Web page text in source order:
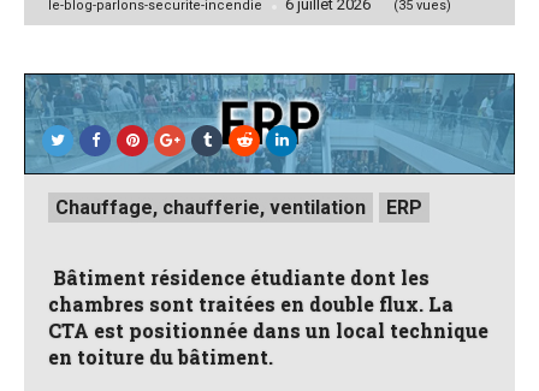
Posted
le-blog-parlons-securite-incendie 6 juillet 2026 (35 vues)
Posted
inChauffage, chaufferie, ventilation ERP
Bâtiment résidence étudiante dont les
chambres sont traitées en double flux. La
CTA est positionnée dans un local technique
en toiture du bâtiment.